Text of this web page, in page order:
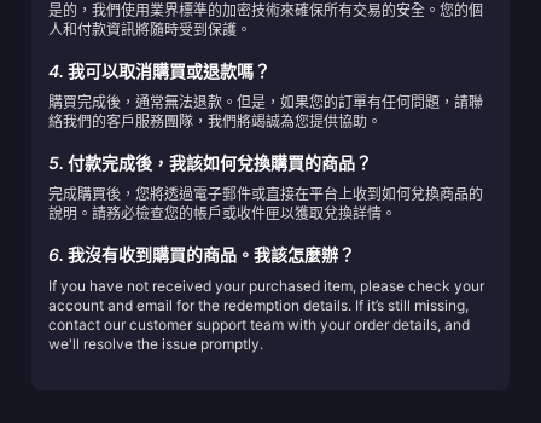
是的，我們使用業界標準的加密技術來確保所有交易的安全。您的個
人和付款資訊將隨時受到保護。
4. 我可以取消購買或退款嗎？
購買完成後，通常無法退款。但是，如果您的訂單有任何問題，請聯
絡我們的客戶服務團隊，我們將竭誠為您提供協助。
5. 付款完成後，我該如何兌換購買的商品？
完成購買後，您將透過電子郵件或直接在平台上收到如何兌換商品的
說明。請務必檢查您的帳戶或收件匣以獲取兌換詳情。
6. 我沒有收到購買的商品。我該怎麼辦？
If you have not received your purchased item, please check your
account and email for the redemption details. If it’s still missing,
contact our customer support team with your order details, and
we'll resolve the issue promptly.